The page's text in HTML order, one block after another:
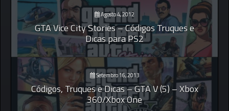
Agosto 4, 2012
GTA Vice City Stories – Códigos Truques e
Dicas para PS2
Setembro 16, 2013
Códigos, Truques e Dicas – GTA V (5) – Xbox
360/Xbox One